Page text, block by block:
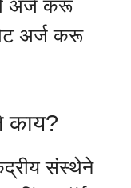
अर्ज करू
अर्ज करू
काय?
संस्थेने